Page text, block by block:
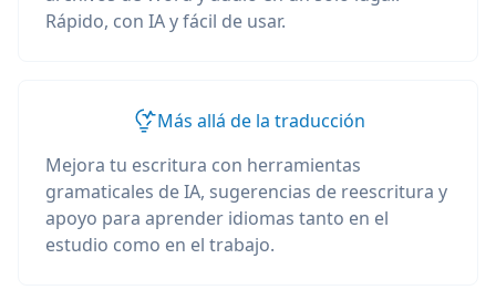
Rápido, con IA y fácil de usar.
Más allá de la traducción
Mejora tu escritura con herramientas
gramaticales de IA, sugerencias de reescritura y
apoyo para aprender idiomas tanto en el
estudio como en el trabajo.